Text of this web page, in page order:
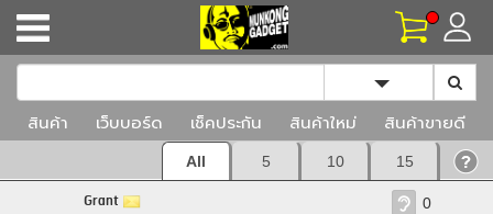
Toggle
สินค้า เว็บบอร์ด เช็คประกัน สินค้าใหม่ สินค้าขายดี
All 5 10 15
Grant 0